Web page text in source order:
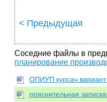
< Предыдущая
Соседние файлы в
планирование
ОПИУП курсач вариант
пояснительная